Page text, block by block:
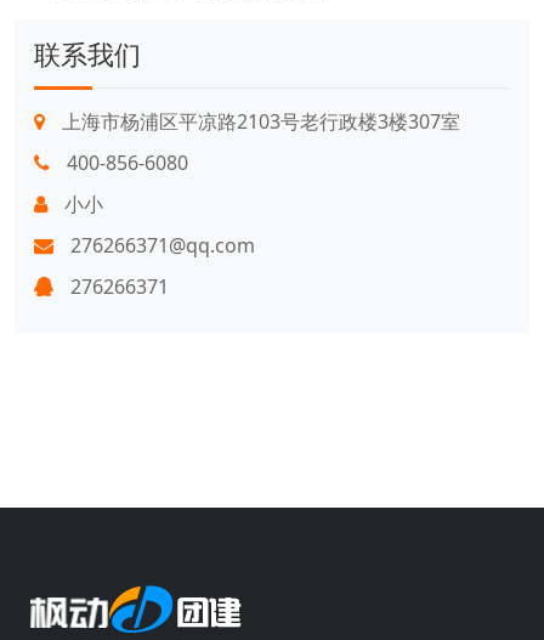
联系我们
上海市杨浦区平凉路2103号老行政楼3楼307室
400-856-6080
小小
276266371@qq.com
276266371